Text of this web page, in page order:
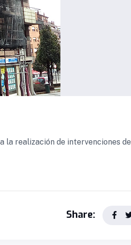
la realización de intervenciones de
Share: